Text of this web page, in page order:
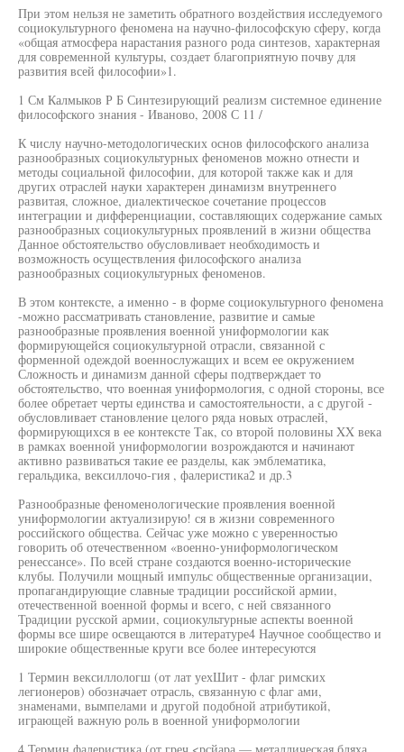
При этом нельзя не заметить обратного воздействия исследуемого
социокультурного феномена на научно-философскую сферу, когда
«общая атмосфера нарастания разного рода синтезов, характерная
для современной культуры, создает благоприятную почву для
развития всей философии»1.
1 См Калмыков Р Б Синтезирующий реализм системное единение
философского знания - Иваново, 2008 С 11 /
К числу научно-методологических основ философского анализа
разнообразных социокультурных феноменов можно отнести и
методы социальной философии, для которой также как и для
других отраслей науки характерен динамизм внутреннего
развитая, сложное, диалектическое сочетание процессов
интеграции и дифференциации, составляющих содержание самых
разнообразных социокультурных проявлений в жизни общества
Данное обстоятельство обусловливает необходимость и
возможность осуществления философского анализа
разнообразных социокультурных феноменов.
В этом контексте, а именно - в форме социокультурного феномена
-можно рассматривать становление, развитие и самые
разнообразные проявления военной униформологии как
формирующейся социокультурной отрасли, связанной с
форменной одеждой военнослужащих и всем ее окружением
Сложность и динамизм данной сферы подтверждает то
обстоятельство, что военная униформология, с одной стороны, все
более обретает черты единства и самостоятельности, а с другой -
обусловливает становление целого ряда новых отраслей,
формирующихся в ее контексте Так, со второй половины XX века
в рамках военной униформологии возрождаются и начинают
активно развиваться такие ее разделы, как эмблематика,
геральдика, вексиллочо-гия , фалеристика2 и др.3
Разнообразные феноменологические проявления военной
униформологии актуализирую! ся в жизни современного
российского общества. Сейчас уже можно с уверенностью
говорить об отечественном «военно-униформологическом
ренессансе». По всей стране создаются военно-исторические
клубы. Получили мощный импульс общественные организации,
пропагандирующие славные традиции российской армии,
отечественной военной формы и всего, с ней связанного
Традиции русской армии, социокультурные аспекты военной
формы все шире освещаются в литературе4 Научное сообщество и
широкие общественные круги все более интересуются
1 Термин вексиллологш (от лат уехШит - флаг римских
легионеров) обозначает отрасль, связанную с флаг ами,
знаменами, вымпелами и другой подобной атрибутикой,
играющей важную роль в военной униформологии